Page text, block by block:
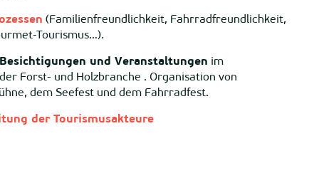
(Familienfreundlichkeit, Fahrradfreundlichkeit,
Tourismus…).
und Veranstaltungen im
Forst- und Holzbranche . Organisation von
dem Seefest und dem Fahrradfest.
der Tourismusakteure